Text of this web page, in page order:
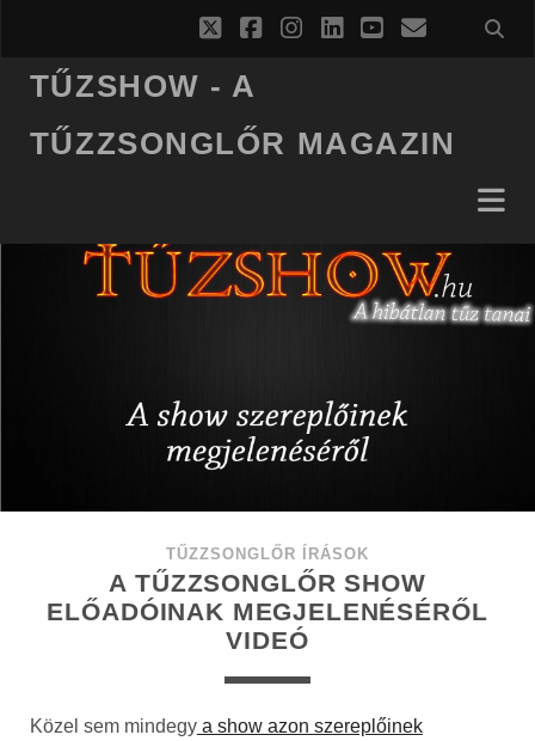
twitterfacebook
instagram
linkedin
youtube
email
TŰZSHOW - A
TŰZZSONGLŐR MAGAZIN
TŰZZSONGLŐR ÍRÁSOK
A TŰZZSONGLŐR SHOW
ELŐADÓINAK MEGJELENÉSÉRŐL
VIDEÓ
Közel sem mindegya show azon szereplőinek